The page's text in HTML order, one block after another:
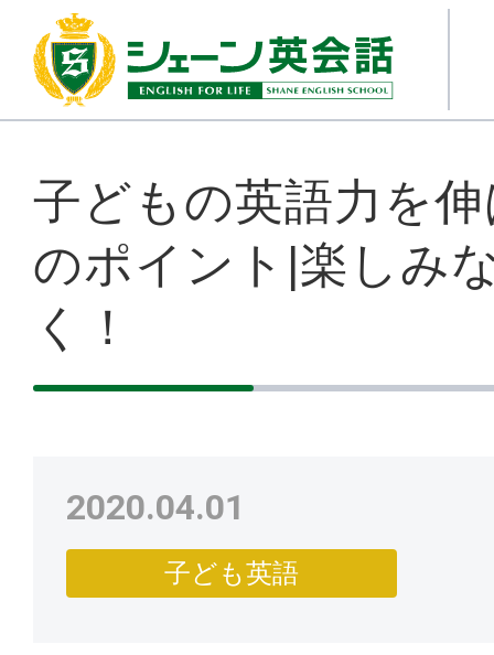
子どもの英語力を
のポイント|楽しみ
く！
2020.04.01
子ども英語